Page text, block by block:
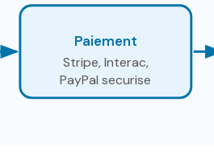
Paiement
Stripe, Interac,
PayPal securise